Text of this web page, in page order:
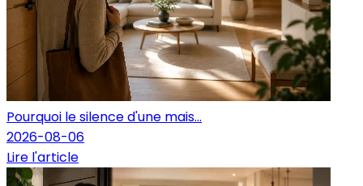
Pourquoi le silence d'une mais...
2026-08-06
Lire l'article